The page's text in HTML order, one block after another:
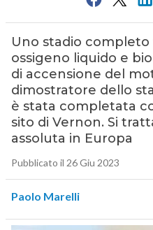
Uno stadio
ossigeno liquido e
di accensione del
dimostratore dello
è stata completata
sito di Vernon. Si
assoluta in Europa
Pubblicato il 26 Giu 2023
Paolo Marelli